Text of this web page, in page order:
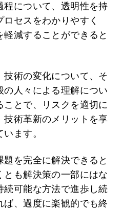
程について、透明性を持
セスをわかりやすく
減することができると
術の変化について、そ
人々による理解につい
とで、リスクを適切に
技術革新のメリットを享
ます。
を完全に解決できると
も解決策の一部にはな
続可能な方法で進歩し続
、過度に楽観的でも終